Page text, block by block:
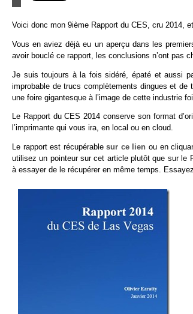
Voici donc mon 9ième Rapport du CES, cru 2014,
Vous en aviez déjà eu un aperçu dans les
avoir bouclé ce rapport, les conclusions n’ont pas
Je suis toujours à la fois sidéré, épaté et aussi
improbable de trucs complètements dingues et de
une foire gigantesque à l’image de cette industrie
Le Rapport du CES 2014 conserve son format
l’imprimante qui vous ira, en local ou en cloud.
Le rapport est récupérablesur ce lien ou en
utilisez un pointeur sur cet article plutôt que sur le
à essayer de le récupérer en même temps.